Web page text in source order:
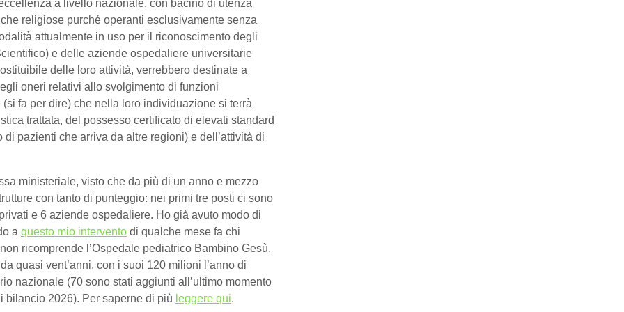
a livello nazionale, con bacino di utenza
religiose purché operanti esclusivamente senza
attualmente in uso per il riconoscimento degli
e delle aziende ospedaliere universitarie
delle loro attività, verrebbero destinate a
oneri relativi allo svolgimento di funzioni
fa per dire) che nella loro individuazione si terrà
trattata, del possesso certificato di elevati standard
pazienti che arriva da altre regioni) e dell’attività di
ministeriale, visto che da più di un anno e mezzo
con tanto di punteggio: nei primi tre posti ci sono
e 6 aziende ospedaliere. Ho già avuto modo di
a questo mio intervento di qualche mese fa chi
ricomprende l’Ospedale pediatrico Bambino Gesù,
quasi vent’anni, con i suoi 120 milioni l’anno di
nazionale (70 sono stati aggiunti all’ultimo momento
bilancio 2026). Per saperne di più leggere qui.